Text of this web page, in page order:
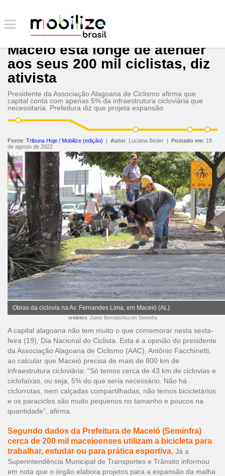
Maceió está longe de atender
aos seus 200 mil ciclistas, diz
ativista
Presidente da Associação Alagoana de Ciclismo afirma que
capital conta com apenas 5% da infraestrutura cicloviária que
necessitaria. Prefeitura diz que projeta expansão
Fonte: Tribuna Hoje / Mobilize (edição) | Autor: Luciana Beder | Postado em: 19
de agosto de 2022
Obras da ciclovia na Av. Fernandes Lima, em Maceió (AL)
créditos: Junior Bertoldo/Ascom Seminfra
A capital alagoana não tem muito o que comemorar nesta sexta-
feira (19), Dia Nacional do Ciclista. Esta é a opinião do presidente
da Associação Alagoana de Ciclismo (AAC), Antônio Facchinetti,
ao calcular que Maceió precisa de mais de 800 km de
infraestrutura cicloviária: “Só temos cerca de 43 km de ciclovias e
ciclofaixas, ou seja, 5% do que seria necessário. Não há
ciclorrotas, nem calçadas compartilhadas, não temos bicicletários
e os paraciclos são muito pequenos no tamanho e poucos na
quantidade”, afirma.
Segundo dados da Prefeitura de Maceió (Seminfra)
cerca de 200 mil maceioenses utilizam a bicicleta para
trabalhar, estudar ou para prática esportiva. Já a
Superintendência Municipal de Transportes e Trânsito informou
em nota que o órgão elabora projetos para a expansão da malha